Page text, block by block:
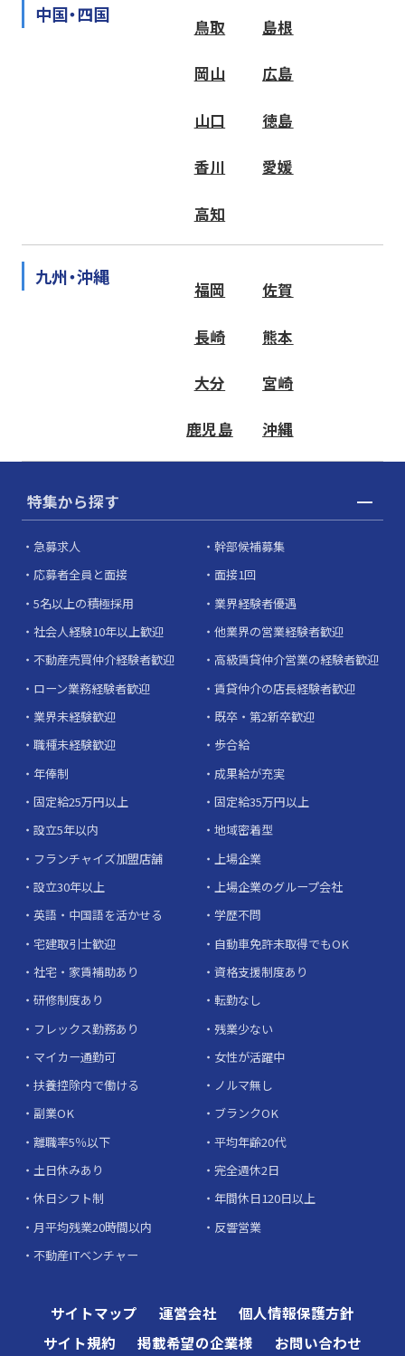
中国・四国
鳥取 島根
岡山 広島
山口 徳島
香川 愛媛
高知
九州・沖縄
福岡 佐賀
長崎 熊本
大分 宮崎
鹿児島 沖縄
特集から探す
急募求人
幹部候補募集
応募者全員と面接
面接1回
5名以上の積極採用
業界経験者優遇
社会人経験10年以上歓迎
他業界の営業経験者歓迎
不動産売買仲介経験者歓迎
高級賃貸仲介営業の経験者歓迎
ローン業務経験者歓迎
賃貸仲介の店長経験者歓迎
業界未経験歓迎
既卒・第2新卒歓迎
職種未経験歓迎
歩合給
年俸制
成果給が充実
固定給25万円以上
固定給35万円以上
設立5年以内
地域密着型
フランチャイズ加盟店舗
上場企業
設立30年以上
上場企業のグループ会社
英語・中国語を活かせる
学歴不問
宅建取引士歓迎
自動車免許未取得でもOK
社宅・家賃補助あり
資格支援制度あり
研修制度あり
転勤なし
フレックス勤務あり
残業少ない
マイカー通勤可
女性が活躍中
扶養控除内で働ける
ノルマ無し
副業OK
ブランクOK
離職率5％以下
平均年齢20代
土日休みあり
完全週休2日
休日シフト制
年間休日120日以上
月平均残業20時間以内
反響営業
不動産ITベンチャー
サイトマップ 運営会社
個人情報保護方針
サイト規約
掲載希望の企業様 お問い合わせ